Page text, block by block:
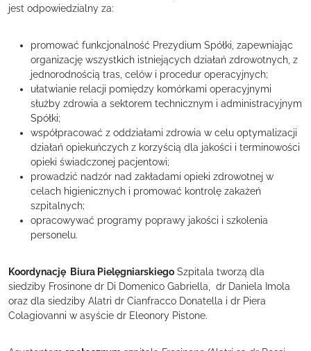
jest odpowiedzialny za:
promować funkcjonalność Prezydium Spółki, zapewniając
organizację wszystkich istniejących działań zdrowotnych, z
jednorodnością tras, celów i procedur operacyjnych;
ułatwianie relacji pomiędzy komórkami operacyjnymi
służby zdrowia a sektorem technicznym i administracyjnym
Spółki;
współpracować z oddziałami zdrowia w celu optymalizacji
działań opiekuńczych z korzyścią dla jakości i terminowości
opieki świadczonej pacjentowi;
prowadzić nadzór nad zakładami opieki zdrowotnej w
celach higienicznych i promować kontrolę zakażeń
szpitalnych;
opracowywać programy poprawy jakości i szkolenia
personelu.
Koordynację Biura Pielęgniarskiego Szpitala tworzą dla
siedziby Frosinone dr Di Domenico Gabriella, dr Daniela Imola
oraz dla siedziby Alatri dr Cianfracco Donatella i dr Piera
Colagiovanni w asyście dr Eleonory Pistone.